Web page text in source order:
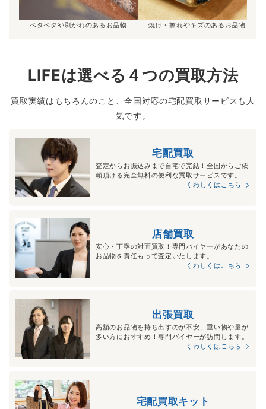
ベタベタや剥がれのあるお品物 焼け・擦れやキズのあるお品物
LIFEは選べる４つの買取方法
買取実績はもちろんのこと、全国対応の宅配買取サービスも人
気です。
宅配買取
査定からお振込みまで自宅で完結！全国からご依
頼頂ける完全無料の便利な買取サービスです。
くわしくはこちら
店舗買取
安心・丁寧の対面買取！専門バイヤーがあなたの
お品物を責任もって査定いたします。
くわしくはこちら
出張買取
高額のお品物を持ち出すのが不安、重い物や量が
多い方におすすめ！専門バイヤーが訪問します。
くわしくはこちら
宅配買取キット